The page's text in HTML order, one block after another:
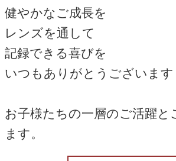
健やかなご成長を
レンズを通して
記録できる喜びを
いつもありがとうございます
お子様たちの一層のご活躍
ます。